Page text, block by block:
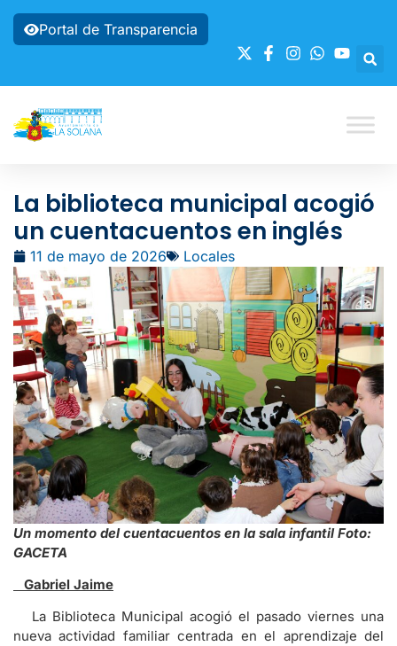
Portal de Transparencia
La biblioteca municipal acogió
un cuentacuentos en inglés
11 de mayo de 2026 Locales
Un momento del cuentacuentos en la sala infantil Foto:
GACETA
Gabriel Jaime
La Biblioteca Municipal acogió el pasado viernes una
nueva actividad familiar centrada en el aprendizaje del